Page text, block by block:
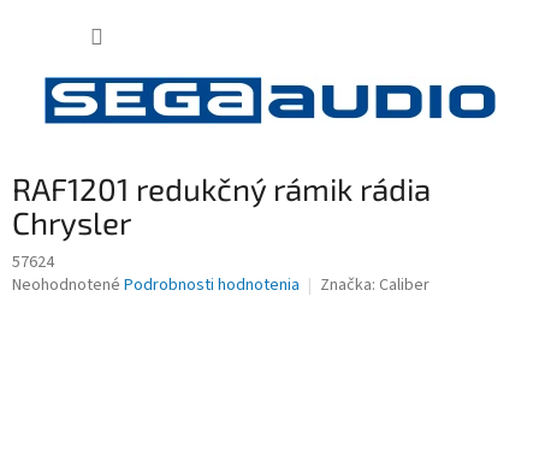
RAF1201 redukčný rámik rádia
Chrysler
57624
Priemerné
Neohodnotené Podrobnosti hodnotenia Značka: Caliber